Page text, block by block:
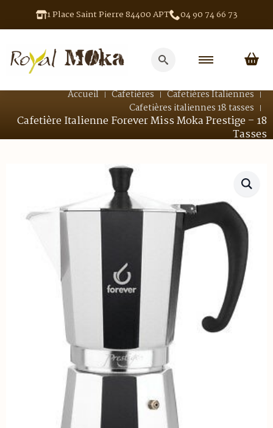
1 Place Saint Pierre 84400 APT 04 90 74 66 73
for:
Accueil Cafetières
Cafetières Italiennes
Cafetières italiennes 18 tasses
Cafetière Italienne Forever Miss Moka Prestige – 18
Tasses